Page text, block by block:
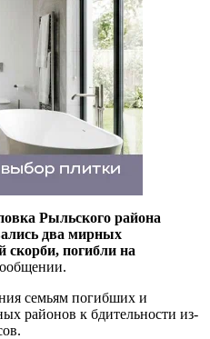
Рыльского района
два мирных
скорби, погибли на
семьям погибших и
районов к бдительности из-